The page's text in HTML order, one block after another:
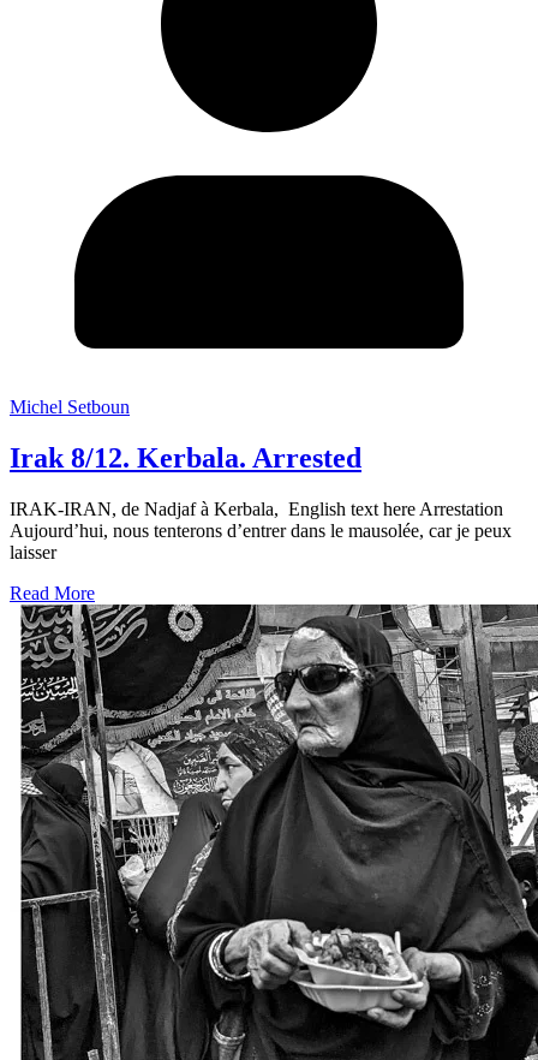
Michel Setboun
Irak 8/12. Kerbala. Arrested
IRAK-IRAN, de Nadjaf à Kerbala, English text here Arrestation
Aujourd’hui, nous tenterons d’entrer dans le mausolée, car je peux
laisser
Read More